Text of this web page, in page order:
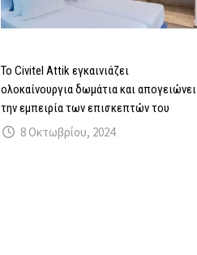
Το Civitel Attik εγκαινιάζει
ολοκαίνουργια δωμάτια και απογειώνει
την εμπειρία των επισκεπτών του
8 Οκτωβρίου, 2024